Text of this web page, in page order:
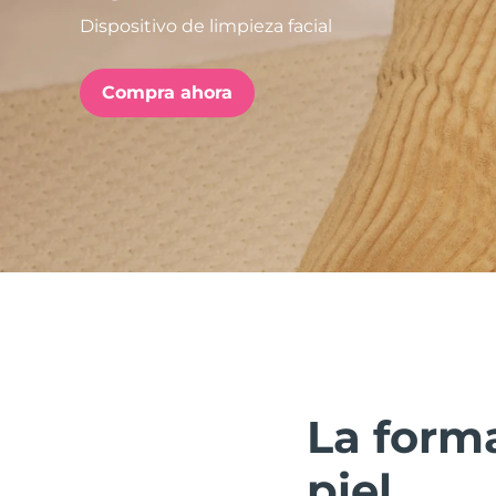
Dispositivo de limpieza facial
Compra ahora
La
issa™ Teeth Whitening Set
FAQ™ Dual LED Panel
POPULAR